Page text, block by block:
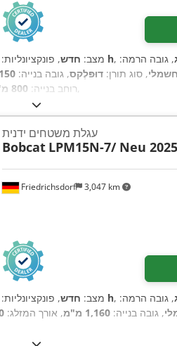
מצב: חדש, פונקציונליות: 5 h , גובה הרמה:
חשמלי, סוג תורן: דוּפּלֶקס, גובה בנייה:
, רוחב בנייה: 800 מ"מ ,
Friedrichsdorf 3,047 km
עגלת משטחים ידנית
Bobcat LPM15N-7/ Neu 2025
מצב: חדש, פונקציונליות: 2 h , גובה הרמה:
, גובה בנייה: 1,160 מ"מ , אורך המזלג: